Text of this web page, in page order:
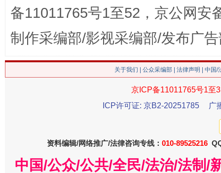
这是一记警钟！ 谢
今
备11011765号1至52，京公网安
制作采编部/影视采编部/发布广
关于我们 公众采编部 法律声明 | 中国
京ICP备11011765号1至
ICP许可证: 京B2-20251785
广
资料编辑/网络推广/法律咨询专线： 010-89525216
中国/公众/公共/全民/法治/法制/